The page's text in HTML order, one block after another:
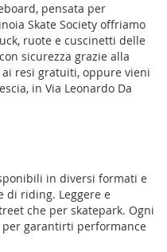
pensata per
Skate Society offriamo
ruote e cuscinetti delle
sicurezza grazie alla
resi gratuiti, oppure vieni
in Via Leonardo Da
in diversi formati e
di riding. Leggere e
che per skatepark. Ogni
per garantirti performance